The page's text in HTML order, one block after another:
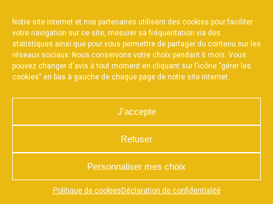
Notre site internet et nos partenaires utilisent des cookies pour faciliter
votre navigation sur ce site, mesurer sa fréquentation via des
statistiques ainsi que pour vous permettre de partager du contenu sur les
réseaux sociaux. Nous conservons votre choix pendant 6 mois. Vous
pouvez changer d'avis à tout moment en cliquant sur l'icône "gérer les
cookies" en bas à gauche de chaque page de notre site internet.
J'accepte
Refuser
Personnaliser mes choix
Politique de cookies Déclaration de confidentialité
Appuyez sur le bouton partager en bas de votre
RÉALISÉ PAR L’AGENCE WEB A3WEB